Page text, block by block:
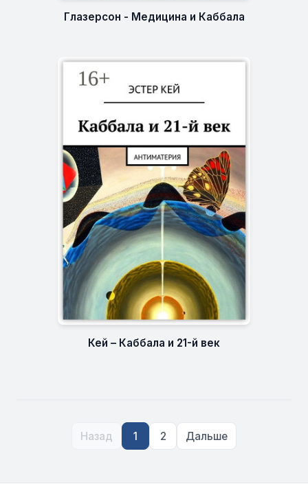
Глазерсон - Медицина и Каббала
Кей – Каббала и 21-й век
Назад 1 2 Дальше